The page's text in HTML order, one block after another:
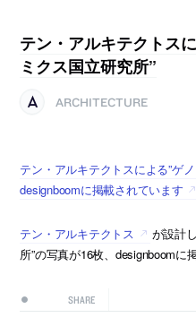
テン・アルキテクトス
ミクス国立研究所”
ARCHITECTURE
テン・アルキテクトスによる”ゲ
designboomに掲載されています
テン・アルキテクトス
が設計
所”の写真が16枚、designboomに
SHARE